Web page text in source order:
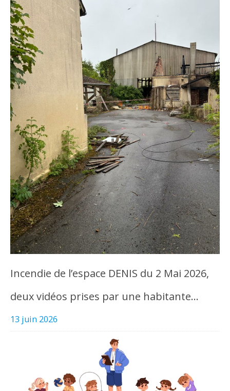
Incendie de l’espace DENIS du 2 Mai 2026,
deux vidéos prises par une habitante…
13 juin 2026